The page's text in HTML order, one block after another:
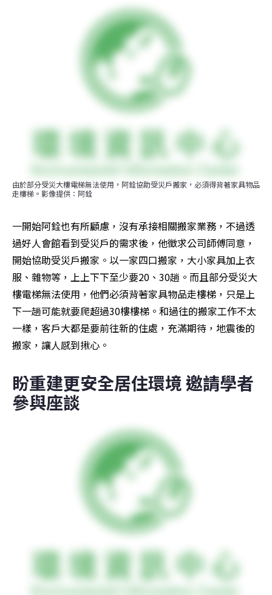
由於部分受災大樓電梯無法使用，阿銓協助受災戶搬家，必須得背著家具物品
走樓梯。影像提供：阿銓
一開始阿銓也有所顧慮，沒有承接相關搬家業務，不過透
過好人會館看到受災戶的需求後，他徵求公司師傅同意，
開始協助受災戶搬家。以一家四口搬家，大小家具加上衣
服、雜物等，上上下下至少要20、30趟。而且部分受災大
樓電梯無法使用，他們必須背著家具物品走樓梯，只是上
下一趟可能就要爬超過30樓樓梯。和過往的搬家工作不太
一樣，客戶大都是要前往新的住處，充滿期待，地震後的
搬家，讓人感到揪心。
盼重建更安全居住環境 邀請學者
參與座談